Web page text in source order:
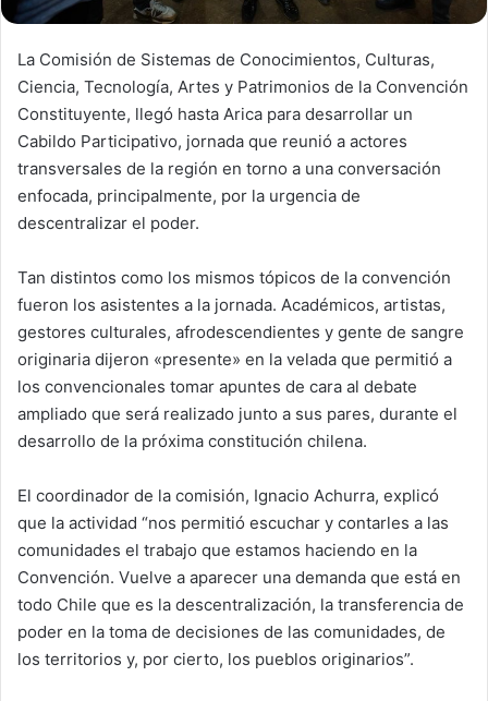
La Comisión de Sistemas de Conocimientos, Culturas,
Ciencia, Tecnología, Artes y Patrimonios de la Convención
Constituyente, llegó hasta Arica para desarrollar un
Cabildo Participativo, jornada que reunió a actores
transversales de la región en torno a una conversación
enfocada, principalmente, por la urgencia de
descentralizar el poder.
Tan distintos como los mismos tópicos de la convención
fueron los asistentes a la jornada. Académicos, artistas,
gestores culturales, afrodescendientes y gente de sangre
originaria dijeron «presente» en la velada que permitió a
los convencionales tomar apuntes de cara al debate
ampliado que será realizado junto a sus pares, durante el
desarrollo de la próxima constitución chilena.
El coordinador de la comisión, Ignacio Achurra, explicó
que la actividad “nos permitió escuchar y contarles a las
comunidades el trabajo que estamos haciendo en la
Convención. Vuelve a aparecer una demanda que está en
todo Chile que es la descentralización, la transferencia de
poder en la toma de decisiones de las comunidades, de
los territorios y, por cierto, los pueblos originarios”.